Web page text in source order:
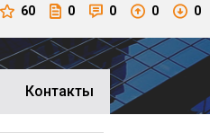
60 0 0 0 0
Контакты